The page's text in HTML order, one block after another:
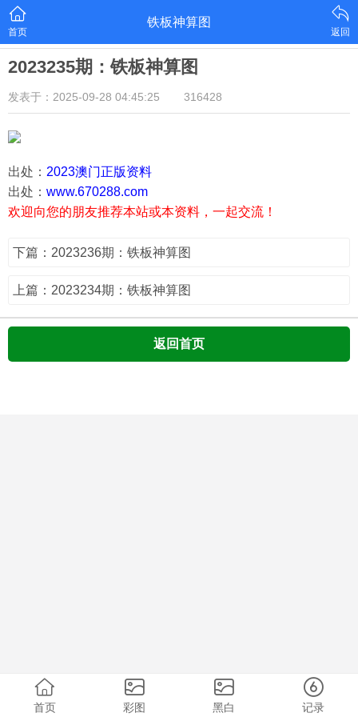
首页
铁板神算图
返回
2023235期：铁板神算图
发表于：2025-09-28 04:45:25 316428
出处： 2023澳门正版资料
出处： www.670288.com
欢迎向您的朋友推荐本站或本资料，一起交流！
下篇：2023236期：铁板神算图
上篇：2023234期：铁板神算图
返回首页
首页 彩图 黑白 记录